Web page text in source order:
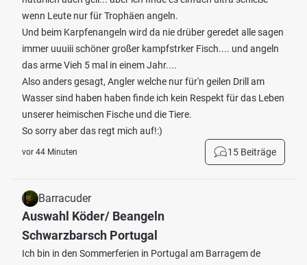
wenn Leute nur für Trophäen angeln.
Und beim Karpfenangeln wird da nie drüber geredet alle sagen
immer uuuiii schöner großer kampfstrker Fisch.... und angeln
das arme Vieh 5 mal in einem Jahr....
Also anders gesagt, Angler welche nur für'n geilen Drill am
Wasser sind haben haben finde ich kein Respekt für das Leben
unserer heimischen Fische und die Tiere.
So sorry aber das regt mich auf!:)
vor 44 Minuten 15 Beiträge
Barracuder
Auswahl Köder/ Beangeln
Schwarzbarsch Portugal
Ich bin in den Sommerferien in Portugal am Barragem de